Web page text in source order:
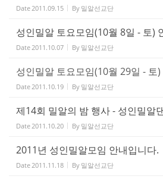
Date2011.09.15 By 밀알선교단
성인밀알 토요모임(10월 8일 - 토)
Date2011.10.07 By 밀알선교단
성인밀알 토요모임(10월 29일 - 토
Date2011.10.19 By 밀알선교단
제14회 밀알의 밤 행사 - 성인밀알
Date2011.10.20 By 밀알선교단
2011년 성인밀알모임 안내입니다.
Date2011.11.18 By 밀알선교단